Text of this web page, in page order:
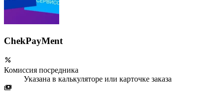
ChekPayMent
Комиссия посредника
Указана в калькуляторе или карточке заказа